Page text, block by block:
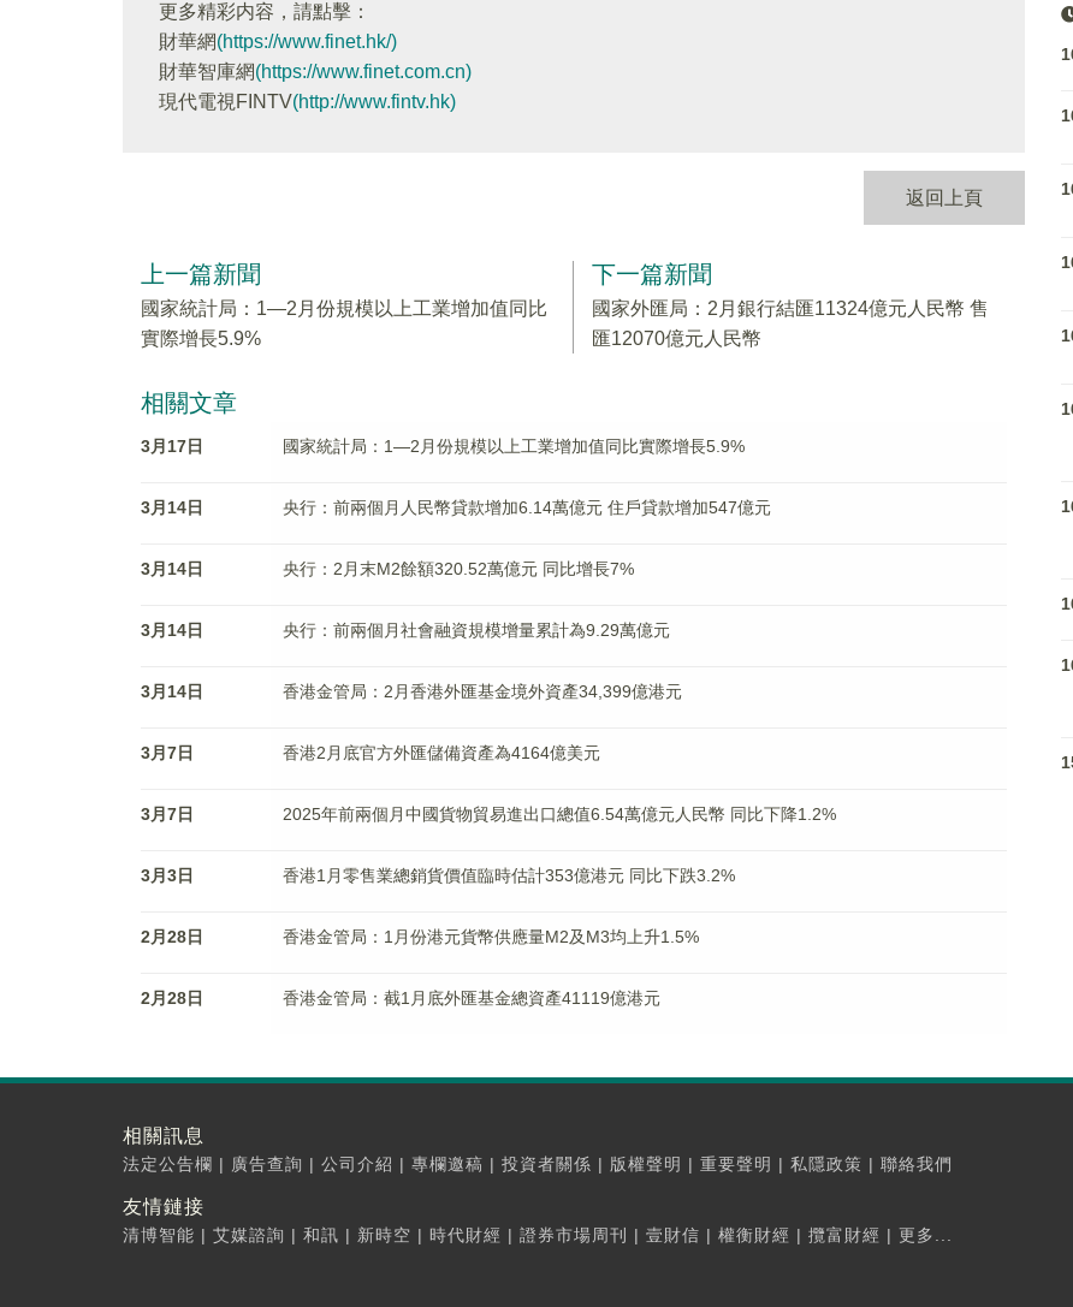
更多精彩内容，請點擊：
財華網(https://www.finet.hk/)
財華智庫網(https://www.finet.com.cn)
現代電視FINTV(http://www.fintv.hk)
返回上頁
上一篇新聞
國家統計局：1—2月份規模以上工業增加值同比
實際增長5.9%
下一篇新聞
國家外匯局：2月銀行結匯11324億元人民幣 售
匯12070億元人民幣
相關文章
3月17日 國家統計局：1—2月份規模以上工業增加值同比實際增長5.9%
3月14日 央行：前兩個月人民幣貸款增加6.14萬億元 住戶貸款增加547億元
3月14日 央行：2月末M2餘額320.52萬億元 同比增長7%
3月14日 央行：前兩個月社會融資規模增量累計為9.29萬億元
3月14日 香港金管局：2月香港外匯基金境外資產34,399億港元
3月7日 香港2月底官方外匯儲備資產為4164億美元
3月7日 2025年前兩個月中國貨物貿易進出口總值6.54萬億元人民幣 同比下降1.2%
3月3日 香港1月零售業總銷貨價值臨時估計353億港元 同比下跌3.2%
2月28日 香港金管局：1月份港元貨幣供應量M2及M3均上升1.5%
2月28日 香港金管局：截1月底外匯基金總資產41119億港元
相關訊息
法定公告欄 | 廣告查詢 | 公司介紹 | 專欄邀稿 | 投資者關係 | 版權聲明 | 重要聲明 | 私隱政策 | 聯絡我們
友情鏈接
清博智能 | 艾媒諮詢 | 和訊 | 新時空 | 時代財經 | 證券市場周刊 | 壹財信 | 權衡財經 | 攬富財經 | 更多...